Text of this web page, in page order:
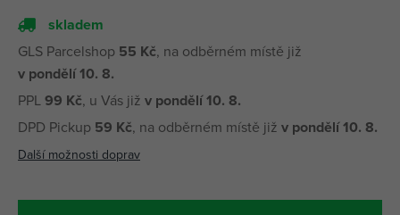
skladem
GLS Parcelshop 55 Kč, na odběrném místě již
v pondělí 10. 8.
PPL99 Kč, u Vás již v pondělí 10. 8.
DPD Pickup 59 Kč, na odběrném místě již v pondělí 10. 8.
Další možnosti doprav